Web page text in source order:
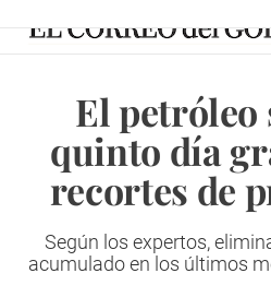
El petróleo
quinto día
recortes de
Según los expertos,
acumulado en los últimos